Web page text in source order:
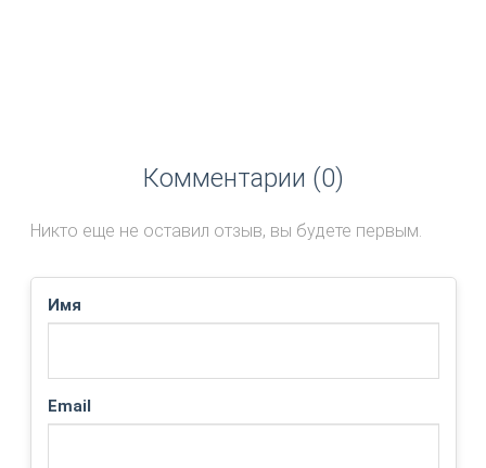
Комментарии (0)
Никто еще не оставил отзыв, вы будете первым.
Имя
Email